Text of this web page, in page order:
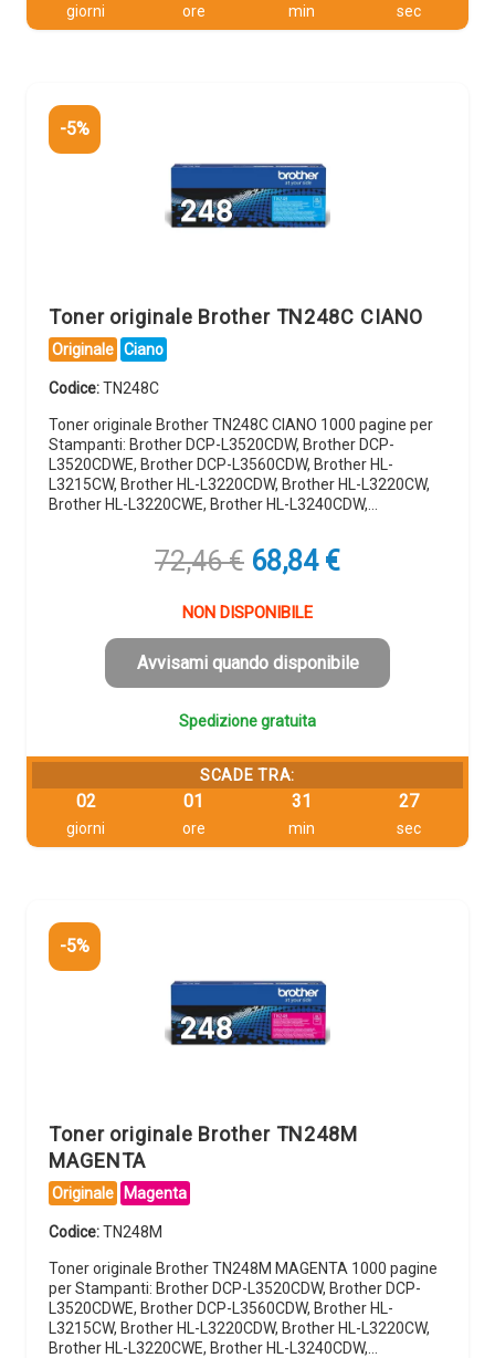
giorni ore min sec
-5%
Toner originale Brother TN248C CIANO
Originale Ciano
Codice:TN248C
Toner originale Brother TN248C CIANO 1000 pagine per
Stampanti: Brother DCP-L3520CDW, Brother DCP-
L3520CDWE, Brother DCP-L3560CDW, Brother HL-
L3215CW, Brother HL-L3220CDW, Brother HL-L3220CW,
Brother HL-L3220CWE, Brother HL-L3240CDW,…
72,46€ Il
originale
era:
72,46 €.
68,84 €Il
è:
68,84 €.
NON DISPONIBILE
Avvisami quando disponibile
Spedizione gratuita
SCADE TRA:
02
giorni
01
ore
31
min
26
sec
-5%
Toner originale Brother TN248M
MAGENTA
Originale Magenta
Codice:TN248M
Toner originale Brother TN248M MAGENTA 1000 pagine
per Stampanti: Brother DCP-L3520CDW, Brother DCP-
L3520CDWE, Brother DCP-L3560CDW, Brother HL-
L3215CW, Brother HL-L3220CDW, Brother HL-L3220CW,
Brother HL-L3220CWE, Brother HL-L3240CDW,…